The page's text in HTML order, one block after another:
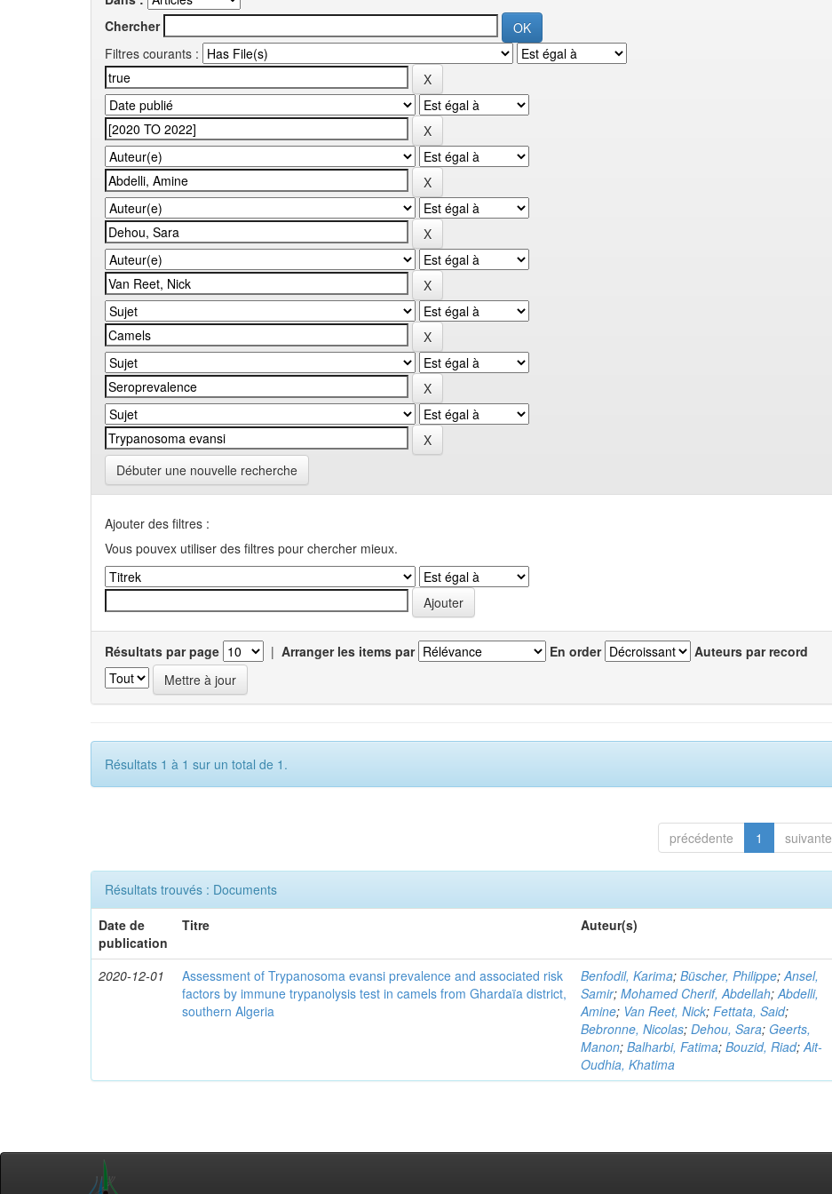
Chercher
Filtres courants :
Débuter une nouvelle recherche
Ajouter des filtres :
Vous pouvex utiliser des filtres pour chercher mieux.
Résultats par page | Arranger les items par En order Auteurs par record
Résultats 1 à 1 sur un total de 1.
précédente 1 suivante
Résultats trouvés : Documents
Date de
publication
Titre Auteur(s)
2020-12-01
Assessment of Trypanosoma evansi prevalence and associated risk
factors by immune trypanolysis test in camels from Ghardaïa district,
southern Algeria
Benfodil, Karima;Büscher, Philippe;Ansel,
Samir;Mohamed Cherif, Abdellah;Abdelli,
Amine; Van Reet, Nick;Fettata, Said;
Bebronne, Nicolas;Dehou, Sara; Geerts,
Manon;Balharbi, Fatima;Bouzid, Riad;Ait-
Oudhia, Khatima